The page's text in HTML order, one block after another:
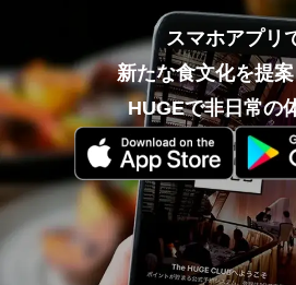
スマホアプリ
新たな食文化を提
HUGEで非日常の